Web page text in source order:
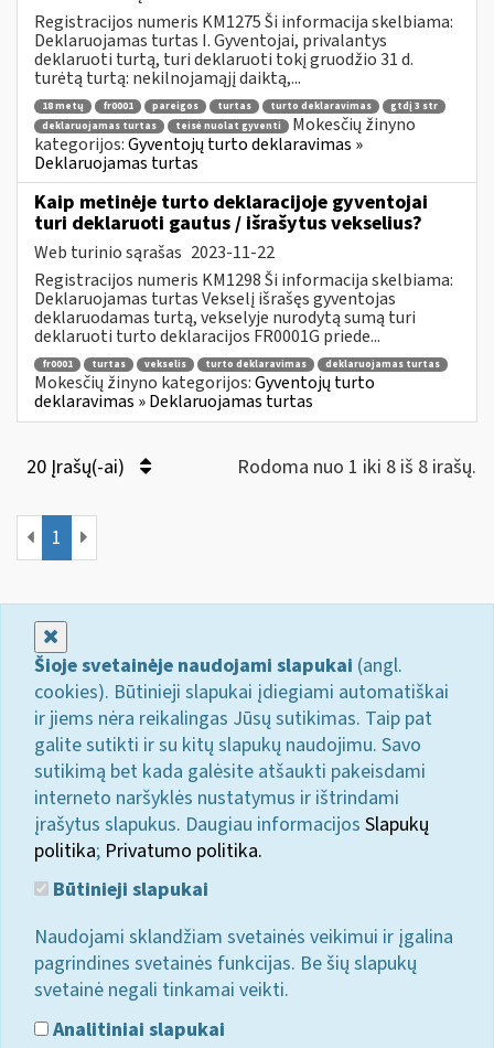
Registracijos numeris KM1275 Ši informacija skelbiama:
Deklaruojamas turtas I. Gyventojai, privalantys
deklaruoti turtą, turi deklaruoti tokį gruodžio 31 d.
turėtą turtą: nekilnojamąjį daiktą,...
18 metų fr0001 pareigos turtas turto deklaravimas
gtdį 3 str
deklaruojamas turtas
teisė nuolat gyventi
Mokesčių žinyno
kategorijos:Gyventojų turto deklaravimas »
Deklaruojamas turtas
Kaip metinėje turto deklaracijoje gyventojai
turi deklaruoti gautus / išrašytus vekselius?
Web turinio sąrašas 2023-11-22
Registracijos numeris KM1298 Ši informacija skelbiama:
Deklaruojamas turtas Vekselį išrašęs gyventojas
deklaruodamas turtą, vekselyje nurodytą sumą turi
deklaruoti turto deklaracijos FR0001G priede...
fr0001 turtas vekselis turto deklaravimas deklaruojamas turtas
Mokesčių žinyno kategorijos:Gyventojų turto
deklaravimas » Deklaruojamas turtas
20 Įrašų(-ai) Rodoma nuo 1 iki 8 iš 8 irašų.
1
Šioje svetainėje naudojami slapukai (angl.
cookies). Būtinieji slapukai įdiegiami automatiškai
ir jiems nėra reikalingas Jūsų sutikimas. Taip pat
galite sutikti ir su kitų slapukų naudojimu. Savo
sutikimą bet kada galėsite atšaukti pakeisdami
interneto naršyklės nustatymus ir ištrindami
įrašytus slapukus. Daugiau informacijos Slapukų
politika; Privatumo politika.
Būtinieji slapukai
Naudojami sklandžiam svetainės veikimui ir įgalina
pagrindines svetainės funkcijas. Be šių slapukų
svetainė negali tinkamai veikti.
Analitiniai slapukai